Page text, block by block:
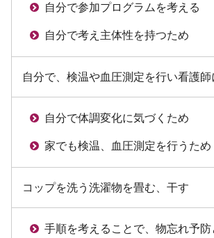
自分で参加プログラムを考える
自分で考え主体性を持つため
自分で、検温や血圧測定を行い看護師
自分で体調変化に気づくため
家でも検温、血圧測定を行うため
コップを洗う洗濯物を畳む、干す
手順を考えることで、物忘れ予防